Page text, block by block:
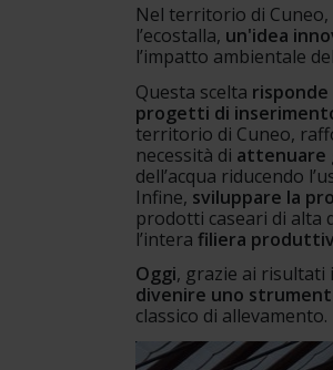
Nel territorio di Cuneo,
l’ecostalla, un'idea
l’impatto ambientale
Questa scelta
progetti di
territorio di Cuneo,
necessità di attenuare
dell’acqua riducendo
Infine, sviluppare la
prodotti caseari di alta
l’intera filiera
Oggi, grazie ai risultati
divenire uno
classico di allevamento.